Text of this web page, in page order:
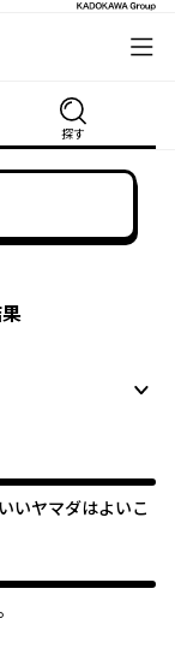
探す
いヤマダはよいこ